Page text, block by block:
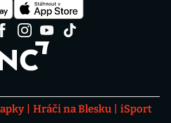
Hráči na Blesku
iSport